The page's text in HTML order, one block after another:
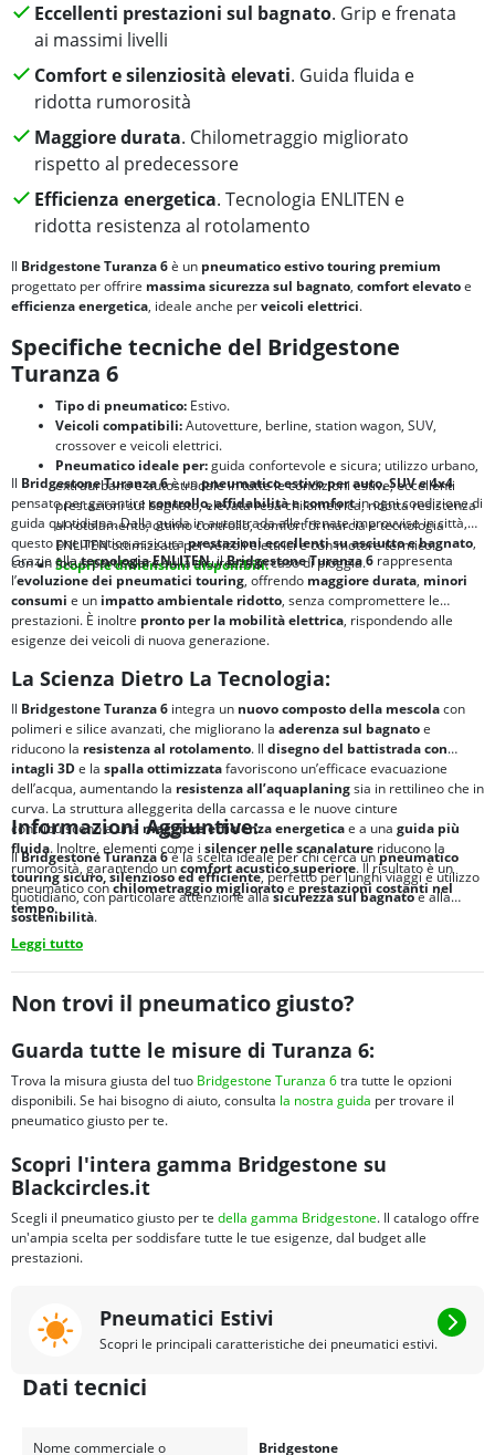
Eccellenti prestazioni sul bagnato. Grip e frenata
ai massimi livelli
Comfort e silenziosità elevati. Guida fluida e
ridotta rumorosità
Maggiore durata. Chilometraggio migliorato
rispetto al predecessore
Efficienza energetica. Tecnologia ENLITEN e
ridotta resistenza al rotolamento
Il Bridgestone Turanza 6è un pneumatico estivo touring premium
progettato per offrire massima sicurezza sul bagnato, comfort elevatoe
efficienza energetica, ideale anche perveicoli elettrici.
Specifiche tecniche del Bridgestone
Turanza 6
Tipo di pneumatico: Estivo.
Veicoli compatibili:Autovetture, berline, station wagon, SUV,
crossover e veicoli elettrici.
Pneumatico ideale per:guida confortevole e sicura; utilizzo urbano,
extraurbano e autostradale in tutte le condizioni estive; eccellenti
prestazioni sul bagnato, elevata resa chilometrica, ridotta resistenza
al rotolamento, ottimo controllo, comfort di marcia e tecnologia
ENLITEN ottimizzata per veicoli elettrici e con motore termico.
Scopri le dimensioni disponibili.
Il Bridgestone Turanza 6è unpneumatico estivo per auto, SUV e 4x4
pensato per garantire controllo, affidabilità e comfortin ogni condizione di
guida quotidiana. Dalla guida in autostrada alle frenate improvvise in città,
questo pneumatico assicuraprestazioni eccellenti su asciutto e bagnato,
con un focus particolare sulla sicurezza in caso di pioggia.
Grazie allatecnologia ENLITEN, ilBridgestone Turanza 6 rappresenta
l’evoluzione dei pneumatici touring, offrendo maggiore durata, minori
consumi e un impatto ambientale ridotto, senza compromettere le
prestazioni. È inoltre pronto per la mobilità elettrica, rispondendo alle
esigenze dei veicoli di nuova generazione.
La Scienza Dietro La Tecnologia:
Il Bridgestone Turanza 6 integra un nuovo composto della mescolacon
polimeri e silice avanzati, che migliorano la aderenza sul bagnatoe
riducono la resistenza al rotolamento. Il disegno del battistrada con
intagli 3De la spalla ottimizzatafavoriscono un’efficace evacuazione
dell’acqua, aumentando la resistenza all’aquaplaningsia in rettilineo che in
curva. La struttura alleggerita della carcassa e le nuove cinture
contribuiscono a una maggiore efficienza energeticae a una guida più
fluida. Inoltre, elementi come i silencer nelle scanalature riducono la
rumorosità, garantendo uncomfort acustico superiore. Il risultato è un
pneumatico conchilometraggio miglioratoeprestazioni costanti nel
tempo.
Informazioni Aggiuntive:
IlBridgestone Turanza 6è la scelta ideale per chi cerca unpneumatico
touring sicuro, silenzioso ed efficiente, perfetto per lunghi viaggi e utilizzo
quotidiano, con particolare attenzione allasicurezza sul bagnatoe alla
sostenibilità.
Leggi tutto
Non trovi il pneumatico giusto?
Guarda tutte le misure di Turanza 6:
Trova la misura giusta del tuo Bridgestone Turanza 6tra tutte le opzioni
disponibili. Se hai bisogno di aiuto, consulta la nostra guida per trovare il
pneumatico giusto per te.
Scopri l'intera gamma Bridgestone su
Blackcircles.it
Scegli il pneumatico giusto per te della gamma Bridgestone. Il catalogo offre
un'ampia scelta per soddisfare tutte le tue esigenze, dal budget alle
prestazioni.
Pneumatici Estivi
Scopri le principali caratteristiche dei pneumatici estivi.
Dati tecnici
Nome commerciale o Bridgestone